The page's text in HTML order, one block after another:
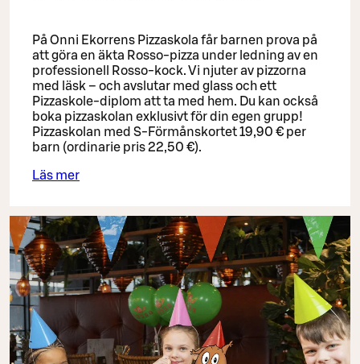
På Onni Ekorrens Pizzaskola får barnen prova på
att göra en äkta Rosso-pizza under ledning av en
professionell Rosso-kock. Vi njuter av pizzorna
med läsk – och avslutar med glass och ett
Pizzaskole-diplom att ta med hem. Du kan också
boka pizzaskolan exklusivt för din egen grupp!
Pizzaskolan med S-Förmånskortet 19,90 € per
barn (ordinarie pris 22,50 €).
Läs mer